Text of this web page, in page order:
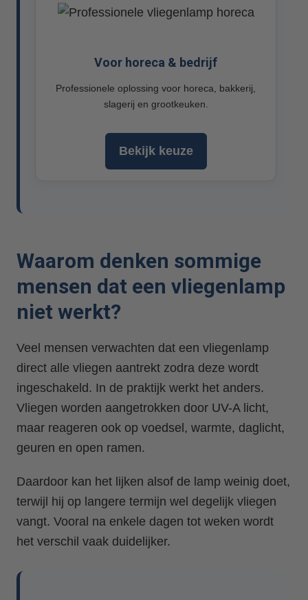
Voor horeca & bedrijf
Professionele oplossing voor horeca, bakkerij,
slagerij en grootkeuken.
Bekijk keuze
Waarom denken sommige
mensen dat een vliegenlamp
niet werkt?
Veel mensen verwachten dat een vliegenlamp
direct alle vliegen aantrekt zodra deze wordt
ingeschakeld. In de praktijk werkt het anders.
Vliegen worden aangetrokken door UV-A licht,
maar reageren ook op voedsel, warmte, daglicht,
geuren en open ramen.
Daardoor kan het lijken alsof de lamp weinig doet,
terwijl hij op langere termijn wel degelijk vliegen
vangt. Vooral na enkele dagen tot weken wordt
het verschil vaak duidelijker.